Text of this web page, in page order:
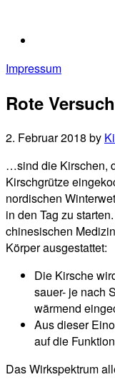
Impressum
Rote
2. Februar 2018 by
…sind die Kirschen,
Kirschgrütze
nordischen
in den Tag zu
chinesischen
Körper ausgestattet:
Die Kirsche
sauer- je nach
wärmend
Aus dieser
auf die
Das Wirkspektrum